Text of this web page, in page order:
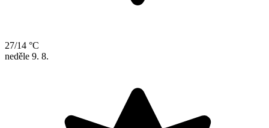
27/14 °C
neděle 9. 8.